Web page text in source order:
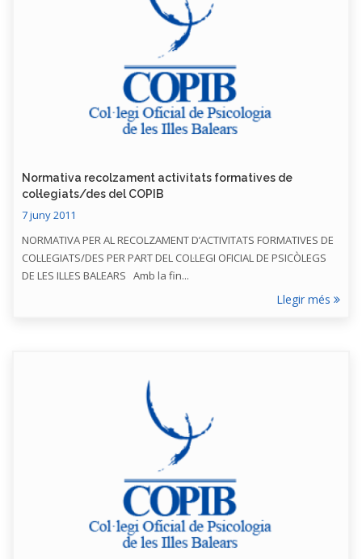
Normativa recolzament activitats formatives de
col·legiats/des del COPIB
7 juny 2011
NORMATIVA PER AL RECOLZAMENT D’ACTIVITATS FORMATIVES DE
COL·LEGIATS/DES PER PART DEL COL·LEGI OFICIAL DE PSICÒLEGS
DE LES ILLES BALEARS Amb la fin...
Llegir més